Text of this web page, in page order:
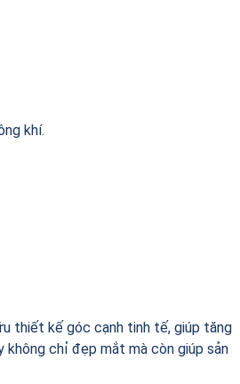
khí.
thiết kế góc cạnh tinh tế, giúp tăng
không chỉ đẹp mắt mà còn giúp sản